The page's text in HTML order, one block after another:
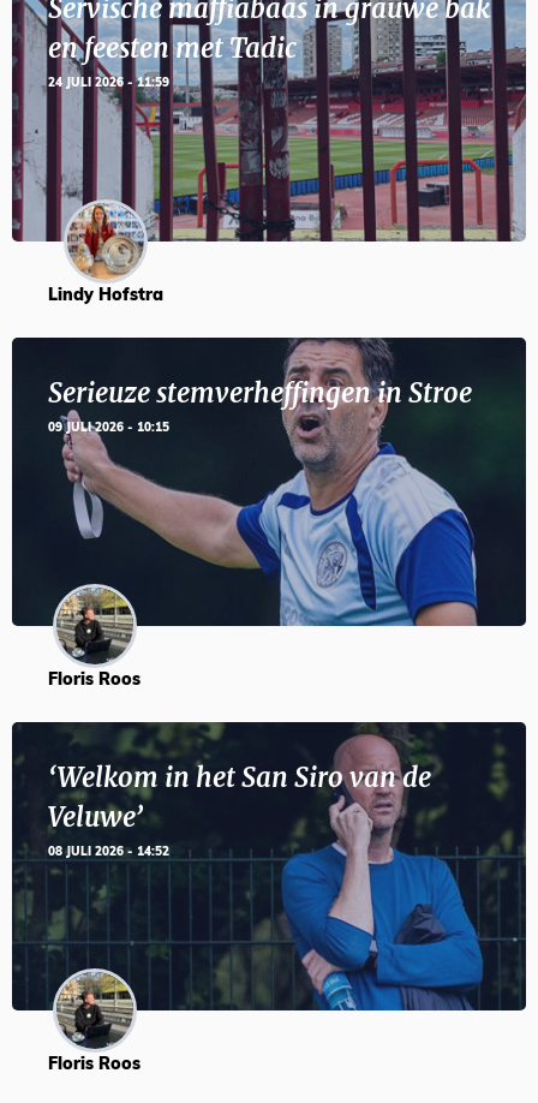
Servische maffiabaas in grauwe bak
en feesten met Tadic
24 JULI 2026 - 11:59
Lindy Hofstra
Serieuze stemverheffingen in Stroe
09 JULI 2026 - 10:15
Floris Roos
‘Welkom in het San Siro van de
Veluwe’
08 JULI 2026 - 14:52
Floris Roos